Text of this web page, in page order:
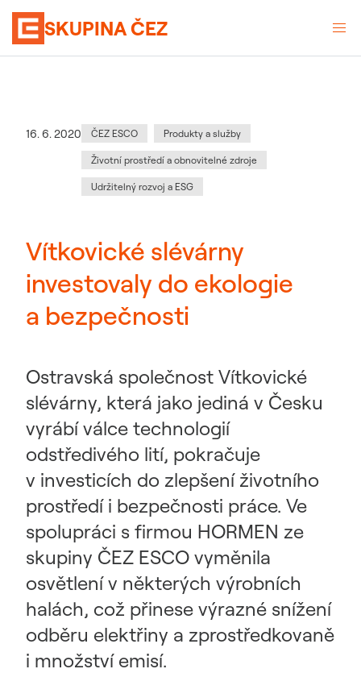
SKUPINA ČEZ
Datum zveřejnění
16. 6. 2020 Kategorie:
ČEZ ESCO Produkty a služby
Životní prostředí a obnovitelné zdroje
Udržitelný rozvoj a ESG
Vítkovické slévárny
investovaly do ekologie
a bezpečnosti
Ostravská společnost Vítkovické
slévárny, která jako jediná v Česku
vyrábí válce technologií
odstředivého lití, pokračuje
v investicích do zlepšení životního
prostředí i bezpečnosti práce. Ve
spolupráci s firmou HORMEN ze
skupiny ČEZ ESCO vyměnila
osvětlení v některých výrobních
halách, což přinese výrazné snížení
odběru elektřiny a zprostředkovaně
i množství emisí.